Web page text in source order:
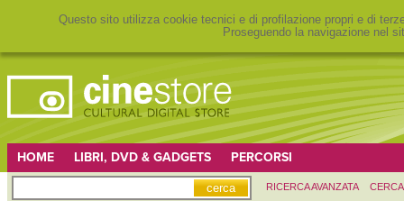
Questo sito utilizza cookie tecnici e di profilazione propri e di
Proseguendo la navigazione nel
HOME LIBRI, DVD & GADGETS PERCORSI
RICERCA AVANZATA